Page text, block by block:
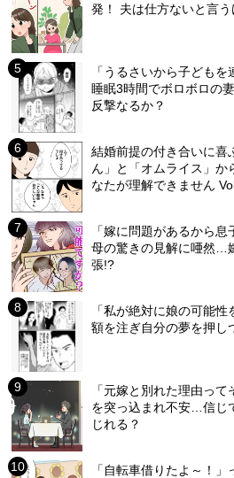
発！ 夫は仕方ないと言
「うるさいから子ども
睡眠3時間でボロボロの
反撃なるか？
結婚前提の付き合いに
ん」と「オムライス」か
なたが理解できません
「嫁に問題があるから
母の驚きの見解に唖然…
張!?
「私が絶対に娘の可能
額を注ぎ自分の夢を押し
「元嫁と別れた理由っ
を突っ込まれ不安…信じ
じれる？
「自転車借りたよ～！